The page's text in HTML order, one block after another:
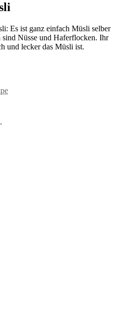
Es ist ganz einfach Müsli selber
Nüsse und Haferflocken. Ihr
und lecker das Müsli ist.